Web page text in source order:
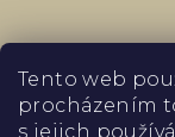
Tento web
procházením
s jejich